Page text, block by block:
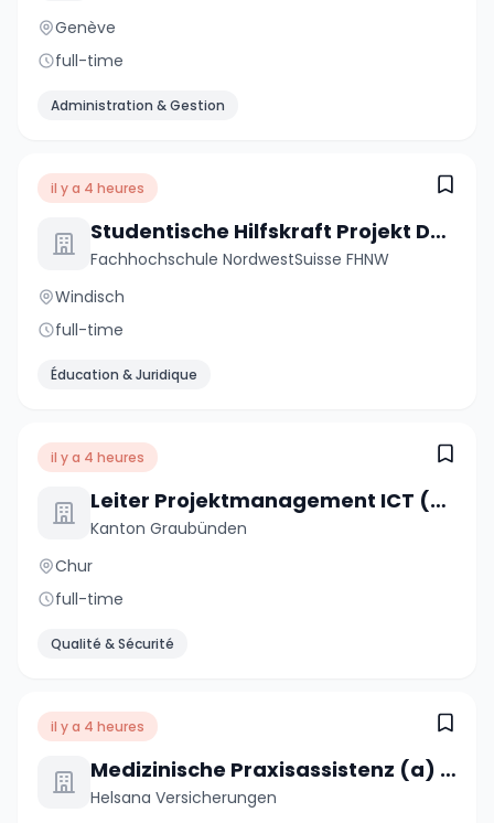
Genève
full-time
Administration & Gestion
il y a 4 heures
Studentische Hilfskraft Projekt DREAMS - Digitale Professionsentwicklung und Bildungsinnovation (20-40 %)
Fachhochschule NordwestSuisse FHNW
Windisch
full-time
Éducation & Juridique
il y a 4 heures
Leiter Projektmanagement ICT (m/w/d)
Kanton Graubünden
Chur
full-time
Qualité & Sécurité
il y a 4 heures
Medizinische Praxisassistenz (a) 80%
Helsana Versicherungen